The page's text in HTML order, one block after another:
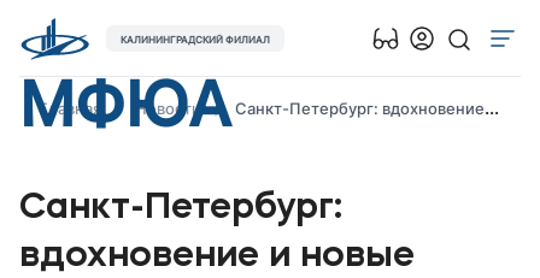
МФЮА
КАЛИНИНГРАДСКИЙ ФИЛИАЛ
Об университете
Абитуриенту
Наука
Главная Новости Санкт-Петербург: вдохновение и новые горизонты
Санкт-Петербург:
вдохновение и новые